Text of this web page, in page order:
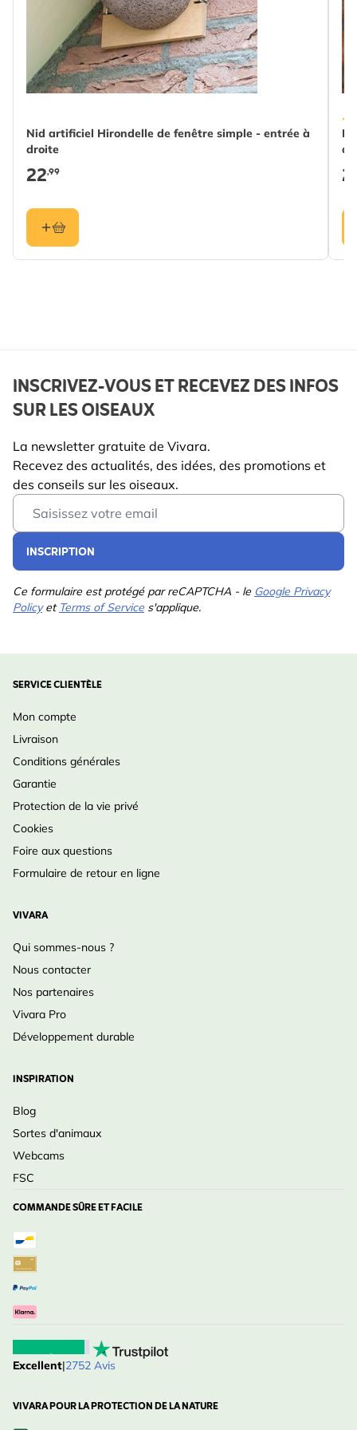
Oiseau
Espèces
d'oiseaux
Hirondelle de fenêtre
Matériau
Bois (FSC® 100%),
Nid artificiel Hirondelle de fenêtre simple - entrée à
droite
22,99
INSCRIVEZ-VOUS ET RECEVEZ DES INFOS
SUR LES OISEAUX
La newsletter gratuite de Vivara.
Recevez des actualités, des idées, des promotions et
des conseils sur les oiseaux.
Email Address
INSCRIPTION
Ce formulaire est protégé par reCAPTCHA - le Google Privacy
Policyet Terms of Service s'applique.
SERVICE CLIENTÈLE
Mon compte
Livraison
Conditions générales
Garantie
Protection de la vie privé
Cookies
Foire aux questions
Formulaire de retour en ligne
VIVARA
Qui sommes-nous ?
Nous contacter
Nos partenaires
Vivara Pro
Développement durable
INSPIRATION
Blog
Sortes d'animaux
Webcams
FSC
COMMANDE SÛRE ET FACILE
Excellent|2752 Avis
VIVARA POUR LA PROTECTION DE LA NATURE